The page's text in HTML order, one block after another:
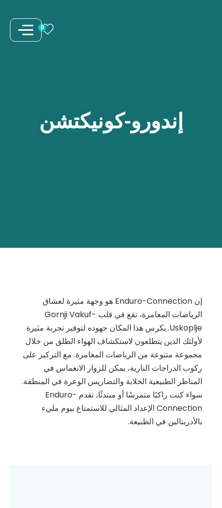
0
إندورو-كونيكتشن
إن Enduro-Connection هو وجهة مثيرة لعشاق
الرياضات المغامرة، تقع في قلب Gornji Vakuf-
Uskoplje. يكرس هذا المكان جهوده لتوفير تجربة مثيرة
لأولئك الذين يتطلعون لاستكشاف الهواء الطلق من خلال
مجموعة متنوعة من الرياضات المغامرة. مع التركيز على
ركوب الدراجات النارية، يمكن للزوار الانغماس في
المناظر الطبيعية الخلابة والتضاريس الوعرة في المنطقة.
سواء كنت راكبًا متمرسًا أو مبتدئًا، تقدم Enduro-
Connection الإعداد المثالي للاستمتاع بيوم مليء
بالأدرينالين في الطبيعة.